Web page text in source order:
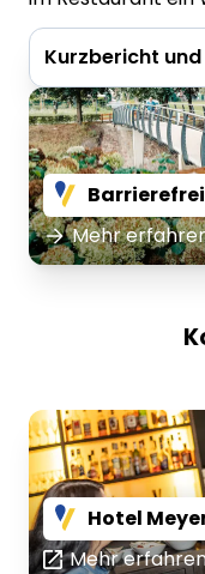
Kurzbericht
Kurzbericht -
Urkunde -
Mehr
Hotel
Mehr